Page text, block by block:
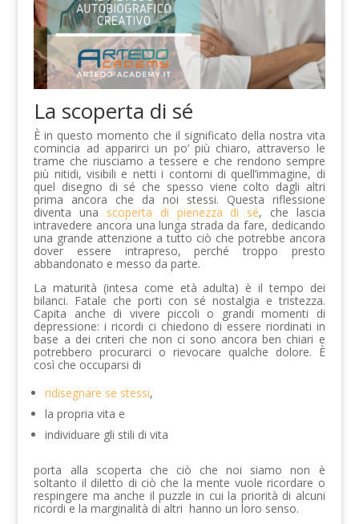
La scoperta di sé
È in questo momento che il significato della nostra vita
comincia ad apparirci un po’ più chiaro, attraverso le
trame che riusciamo a tessere e che rendono sempre
più nitidi, visibili e netti i contorni di quell’immagine, di
quel disegno di sé che spesso viene colto dagli altri
prima ancora che da noi stessi. Questa riflessione
diventa una scoperta di pienezza di sé, che lascia
intravedere ancora una lunga strada da fare, dedicando
una grande attenzione a tutto ciò che potrebbe ancora
dover essere intrapreso, perché troppo presto
abbandonato e messo da parte.
La maturità (intesa come età adulta) è il tempo dei
bilanci. Fatale che porti con sé nostalgia e tristezza.
Capita anche di vivere piccoli o grandi momenti di
depressione: i ricordi ci chiedono di essere riordinati in
base a dei criteri che non ci sono ancora ben chiari e
potrebbero procurarci o rievocare qualche dolore. È
così che occuparsi di
ridisegnare se stessi,
la propria vita e
individuare gli stili di vita
porta alla scoperta che ciò che noi siamo non è
soltanto il diletto di ciò che la mente vuole ricordare o
respingere ma anche il puzzle in cui la priorità di alcuni
ricordi e la marginalità di altri hanno un loro senso.